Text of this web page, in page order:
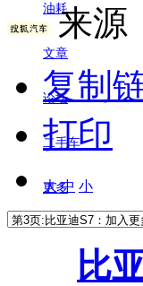
油耗
文章
论坛
二手车
更多
来源
复制
打印
大 中 小
比